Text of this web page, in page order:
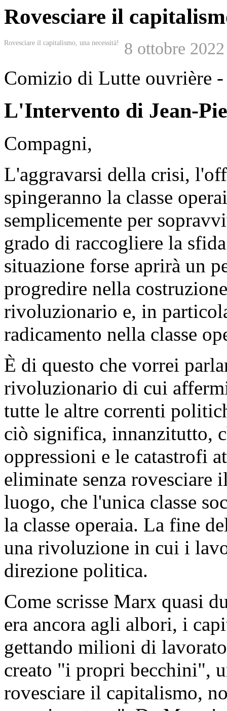
Rovesciare il
Rovesciare il capitalismo, una necessità! 8 ottobre 2022
Comizio di Lutte ouvrière
L'Intervento di Jean-
Compagni,
L'aggravarsi della crisi,
spingeranno la classe
semplicemente per
grado di raccogliere la
situazione forse aprirà un
progredire nella
rivoluzionario e, in
radicamento nella classe
È di questo che vorrei
rivoluzionario di cui
tutte le altre correnti
ciò significa, innanzitutto,
oppressioni e le catastrofi
eliminate senza rovesciare
luogo, che l'unica classe
la classe operaia. La fine
una rivoluzione in cui i
direzione politica.
Come scrisse Marx quasi
era ancora agli albori, i
gettando milioni di
creato "i propri becchini",
rovesciare il capitalismo,